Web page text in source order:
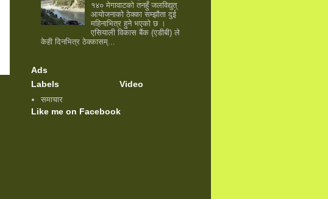
१४० मेगावाटको तनहुँ जलविद्युत्
आयोजनाको ठेक्का सम्झौता दुई
महिनाभित्र हुने भएको छ ।
एसियाली विकास बैंक (एडीबी) ले
केही दिनभित्र ठेक्कासम्...
Ads
Labels
समाचार
Video
Like me on Facebook